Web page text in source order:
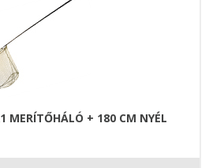
MERÍTŐHÁLÓ + 180 CM NYÉL